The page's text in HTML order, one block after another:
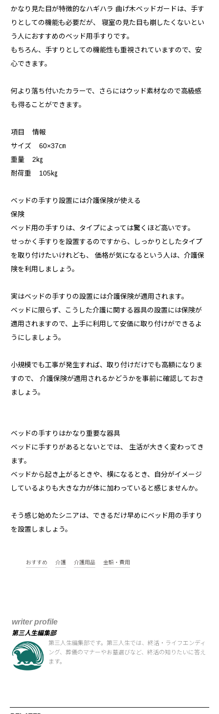
かなり見た目が特徴的なハギハラ 曲げ木ベッドガードは、手す
りとしての機能も必要だが、 寝室の見た目も崩したくないとい
う人におすすめのベッド用手すりです。
もちろん、手すりとしての機能性も重視されていますので、安
心できます。
何より落ち付いたカラーで、さらにはウッド素材なので高級感
も得ることができます。
項目 情報
サイズ 60×37㎝
重量 2㎏
耐荷重 105㎏
ベッドの手すり設置には介護保険が使える
保険
ベッド用の手すりは、タイプによっては驚くほど高いです。
せっかく手すりを設置するのですから、しっかりとしたタイプ
を取り付けたいけれども、 価格が気になるという人は、介護保
険を利用しましょう。
実はベッドの手すりの設置には介護保険が適用されます。
ベッドに限らず、こうした介護に関する器具の設置には保険が
適用されますので、上手に利用して安価に取り付けができるよ
うにしましょう。
小規模でも工事が発生すれば、取り付けだけでも高額になりま
すので、 介護保険が適用されるかどうかを事前に確認しておき
ましょう。
ベッドの手すりはかなり重要な器具
ベッドに手すりがあるとないとでは、 生活が大きく変わってき
ます。
ベッドから起き上がるときや、横になるとき、自分がイメージ
しているよりも大きな力が体に加わっていると感じませんか。
そう感じ始めたシニアは、できるだけ早めにベッド用の手すり
を設置しましょう。
おすすめ 介護 介護用品 金額・費用
writer profile
第三人生編集部
第三人生編集部です。第三人生では、終活・ライフエンディ
ング、葬儀のマナーやお墓選びなど、終活の知りたいに答え
ます。